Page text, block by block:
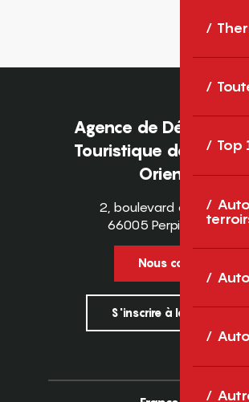
Top
Agence de
Touristique des
Orientales
2, boulevard des
66005 Perpignan
Nous contacter
S'inscrire à la newsletter